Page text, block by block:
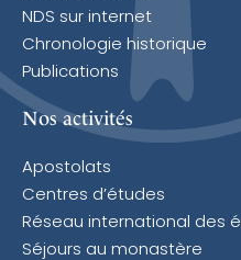
NDS sur internet
Chronologie historique
Publications
Nos activités
Apostolats
Centres d’études
Réseau international des
Séjours au monastère